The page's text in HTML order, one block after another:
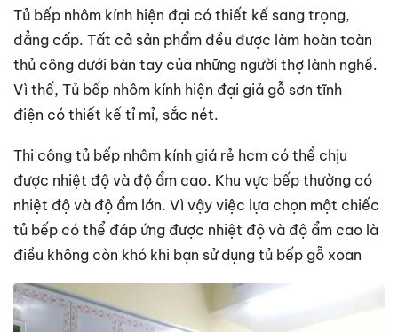
Tủ bếp nhôm kính hiện đại có thiết kế sang trọng,
đẳng cấp. Tất cả sản phẩm đều được làm hoàn toàn
thủ công dưới bàn tay của những người thợ lành nghề.
Vì thế, Tủ bếp nhôm kính hiện đại giả gỗ sơn tĩnh
điện có thiết kế tỉ mỉ, sắc nét.
Thi công tủ bếp nhôm kính giá rẻ hcm có thể chịu
được nhiệt độ và độ ẩm cao. Khu vực bếp thường có
nhiệt độ và độ ẩm lớn. Vì vậy việc lựa chọn một chiếc
tủ bếp có thể đáp ứng được nhiệt độ và độ ẩm cao là
điều không còn khó khi bạn sử dụng tủ bếp gỗ xoan